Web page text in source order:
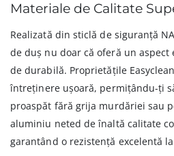
Materiale de Calitate
Realizată din sticlă de siguranță
de duș nu doar că oferă un aspect
de durabilă. Proprietățile
întreținere ușoară, permițându-ți
proaspăt fără grija murdăriei sau
aluminiu neted de înaltă calitate
garantând o rezistență excelentă